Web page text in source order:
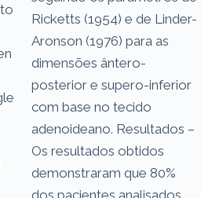
Ricketts (1954) e de Linder-
Aronson (1976) para as
dimensões ântero-
posterior e supero-inferior
com base no tecido
adenoideano. Resultados –
Os resultados obtidos
demonstraram que 80%
dos pacientes analisados